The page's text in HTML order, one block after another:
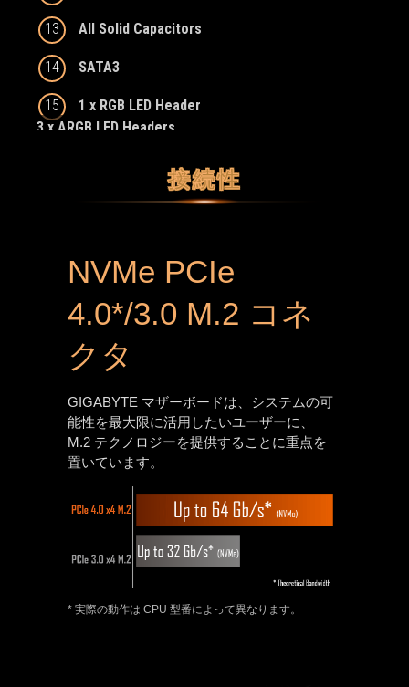
13 All Solid Capacitors
14 SATA3
15
1 x RGB LED Header
3 x ARGB LED Headers
接続性
NVMe PCIe
4.0*/3.0 M.2 コネ
クタ
GIGABYTE マザーボードは、システムの可
能性を最大限に活用したいユーザーに、
M.2 テクノロジーを提供することに重点を
置いています。
* 実際の動作は CPU 型番によって異なります。